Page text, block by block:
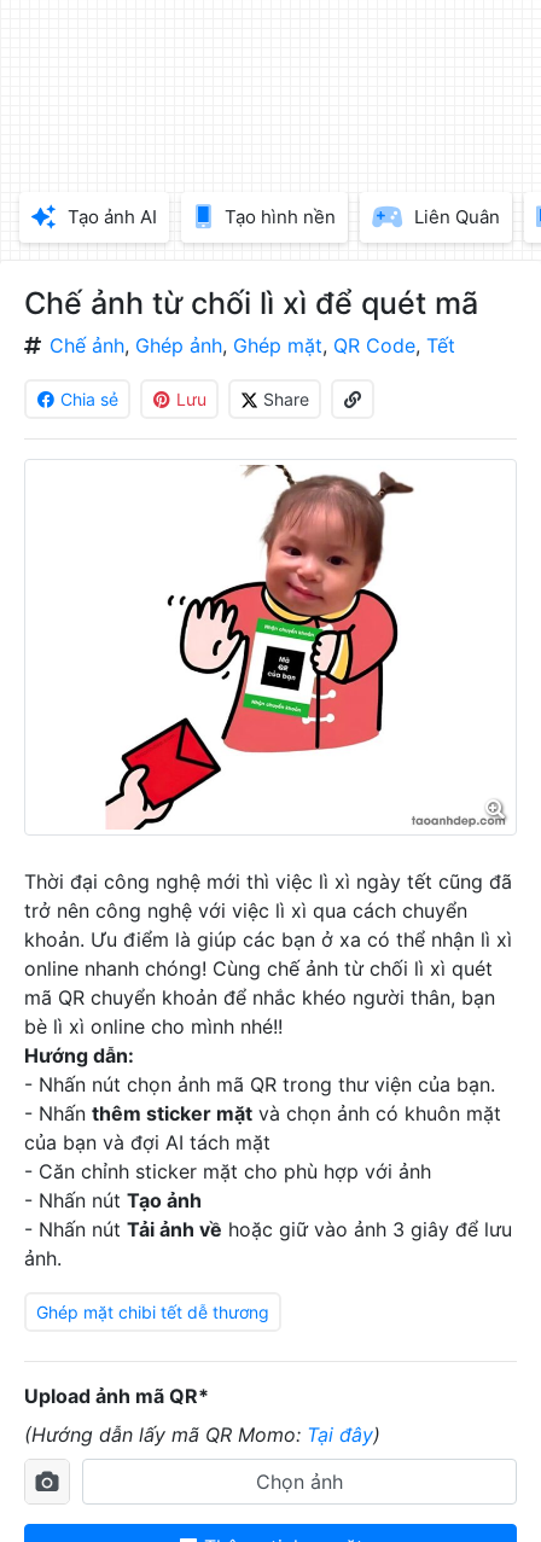
vào
ảnh
phí
Tạo ảnh AI Tạo hình nền Liên Quân
Chế ảnh từ chối lì xì để quét mã
Chế ảnh, Ghép ảnh, Ghép mặt, QR Code, Tết
Chia sẻ Lưu Share
Thời đại công nghệ mới thì việc lì xì ngày tết cũng đã
trở nên công nghệ với việc lì xì qua cách chuyển
khoản. Ưu điểm là giúp các bạn ở xa có thể nhận lì xì
online nhanh chóng! Cùng chế ảnh từ chối lì xì quét
mã QR chuyển khoản để nhắc khéo người thân, bạn
bè lì xì online cho mình nhé!!
Hướng dẫn:
- Nhấn nút chọn ảnh mã QR trong thư viện của bạn.
- Nhấn thêm sticker mặt và chọn ảnh có khuôn mặt
của bạn và đợi AI tách mặt
- Căn chỉnh sticker mặt cho phù hợp với ảnh
- Nhấn nút Tạo ảnh
- Nhấn nút Tải ảnh về hoặc giữ vào ảnh 3 giây để lưu
ảnh.
Ghép mặt chibi tết dễ thương
Upload ảnh mã QR*
(Hướng dẫn lấy mã QR Momo: Tại đây)
Chọn ảnh